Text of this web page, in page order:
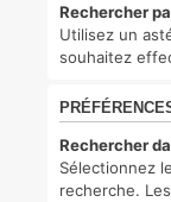
Rechercher
Utilisez un
souhaitez
Rechercher
Sélectionnez
recherche.